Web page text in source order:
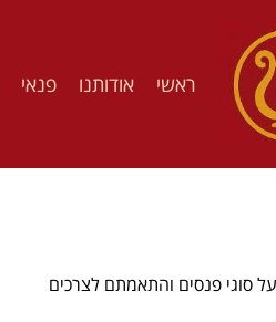
ראשי אודותנו פנאי
סוגי פנסים והתאמתם לצרכים